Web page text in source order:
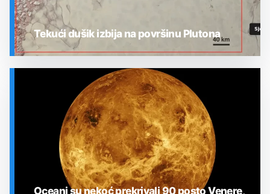
Tekući dušik izbija na površinu Plutona
Oceani su nekoć prekrivali 90 posto Venere,